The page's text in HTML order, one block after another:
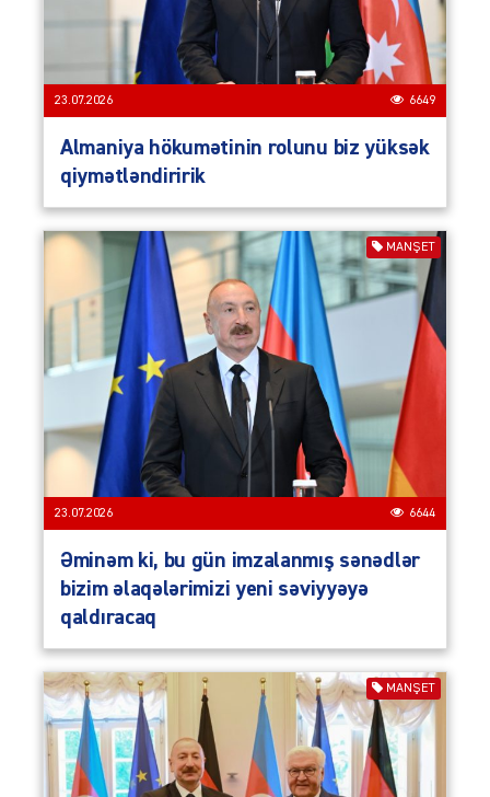
23.07.2026 6649
Almaniya hökumətinin rolunu biz yüksək
qiymətləndiririk
MANŞET
23.07.2026 6644
Əminəm ki, bu gün imzalanmış sənədlər
bizim əlaqələrimizi yeni səviyyəyə
qaldıracaq
MANŞET